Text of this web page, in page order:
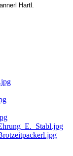
Hartl.